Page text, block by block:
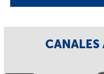
CANALES